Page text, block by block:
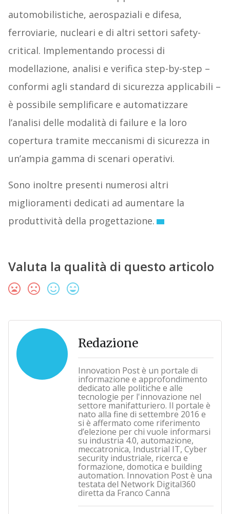
automobilistiche, aerospaziali e difesa,
ferroviarie, nucleari e di altri settori safety-
critical. Implementando processi di
modellazione, analisi e verifica step-by-step –
conformi agli standard di sicurezza applicabili –
è possibile semplificare e automatizzare
l’analisi delle modalità di failure e la loro
copertura tramite meccanismi di sicurezza in
un’ampia gamma di scenari operativi.
Sono inoltre presenti numerosi altri
miglioramenti dedicati ad aumentare la
produttività della progettazione.
Valuta la qualità di questo articolo
Redazione
Innovation Post è un portale di
informazione e approfondimento
dedicato alle politiche e alle
tecnologie per l'innovazione nel
settore manifatturiero. Il portale è
nato alla fine di settembre 2016 e
si è affermato come riferimento
d’elezione per chi vuole informarsi
su industria 4.0, automazione,
meccatronica, Industrial IT, Cyber
security industriale, ricerca e
formazione, domotica e building
automation. Innovation Post è una
testata del Network Digital360
diretta da Franco Canna